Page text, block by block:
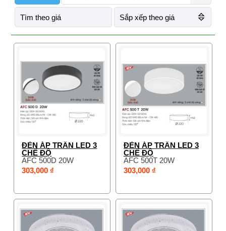
Tìm theo giá Sắp xếp theo giá
ĐÈN ÁP TRẦN LED 3
CHẾ ĐỘ
AFC 500D 20W
303,000 ₫
ĐÈN ÁP TRẦN LED 3
CHẾ ĐỘ
AFC 500T 20W
303,000 ₫